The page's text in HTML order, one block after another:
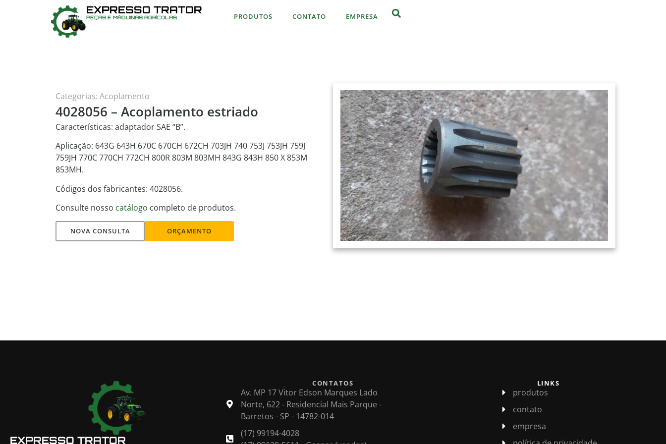
EXPRESSO TRATOR
PEÇAS E MÁQUINAS AGRÍCOLAS PRODUTOS CONTATO EMPRESA
Categorias: Acoplamento
4028056 – Acoplamento estriado
Características: adaptador SAE “B”.
Aplicação: 643G 643H 670C 670CH 672CH 703JH 740 753J 753JH 759J
759JH 770C 770CH 772CH 800R 803M 803MH 843G 843H 850 X 853M
853MH.
Códigos dos fabricantes: 4028056.
Consulte nosso catálogo completo de produtos.
NOVA CONSULTA ORÇAMENTO
EXPRESSO TRATOR
CONTATOS
Av. MP 17 Vitor Edson Marques Lado
Norte, 622 - Residencial Mais Parque -
Barretos - SP - 14782-014
(17) 99194-4028
LINKS
produtos
contato
empresa